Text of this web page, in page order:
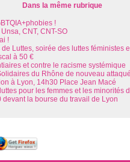
Dans la même rubrique
!
CNT, CNT-SO
!
Luttes, soirée des luttes féministes
à 50 €
et contre le racisme systémique
du Rhône de nouveau attaqué
à Lyon, 14h30 Place Jean Macé
pour les femmes et les minorités
la bourse du travail de Lyon